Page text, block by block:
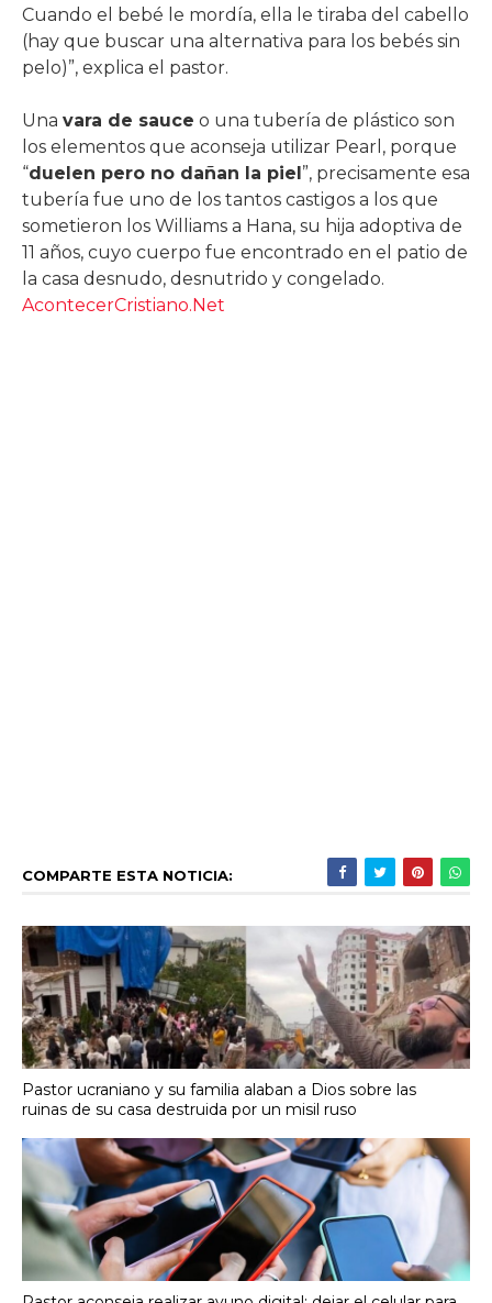
Cuando el bebé le mordía, ella le tiraba del cabello
(hay que buscar una alternativa para los bebés sin
pelo)”, explica el pastor.
Una vara de sauce o una tubería de plástico son
los elementos que aconseja utilizar Pearl, porque
“duelen pero no dañan la piel”, precisamente esa
tubería fue uno de los tantos castigos a los que
sometieron los Williams a Hana, su hija adoptiva de
11 años, cuyo cuerpo fue encontrado en el patio de
la casa desnudo, desnutrido y congelado.
AcontecerCristiano.Net
COMPARTE ESTA NOTICIA:
Pastor ucraniano y su familia alaban a Dios sobre las
ruinas de su casa destruida por un misil ruso